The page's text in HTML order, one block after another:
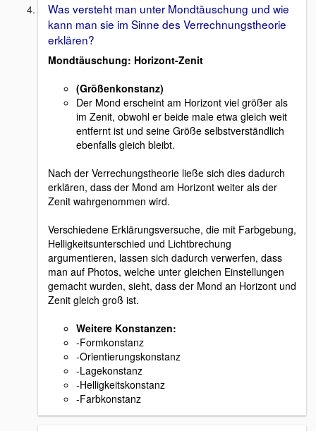
Was versteht man unter Mondtäuschung und wie
kann man sie im Sinne des Verrechnungstheorie
erklären?
Mondtäuschung: Horizont-Zenit
(Größenkonstanz)
Der Mond erscheint am Horizont viel größer als
im Zenit, obwohl er beide male etwa gleich weit
entfernt ist und seine Größe selbstverständlich
ebenfalls gleich bleibt.
Nach der Verrechungstheorie ließe sich dies dadurch
erklären, dass der Mond am Horizont weiter als der
Zenit wahrgenommen wird.
Verschiedene Erklärungsversuche, die mit Farbgebung,
Helligkeitsunterschied und Lichtbrechung
argumentieren, lassen sich dadurch verwerfen, dass
man auf Photos, welche unter gleichen Einstellungen
gemacht wurden, sieht, dass der Mond an Horizont und
Zenit gleich groß ist.
Weitere Konstanzen:
-Formkonstanz
-Orientierungskonstanz
-Lagekonstanz
-Helligkeitskonstanz
-Farbkonstanz